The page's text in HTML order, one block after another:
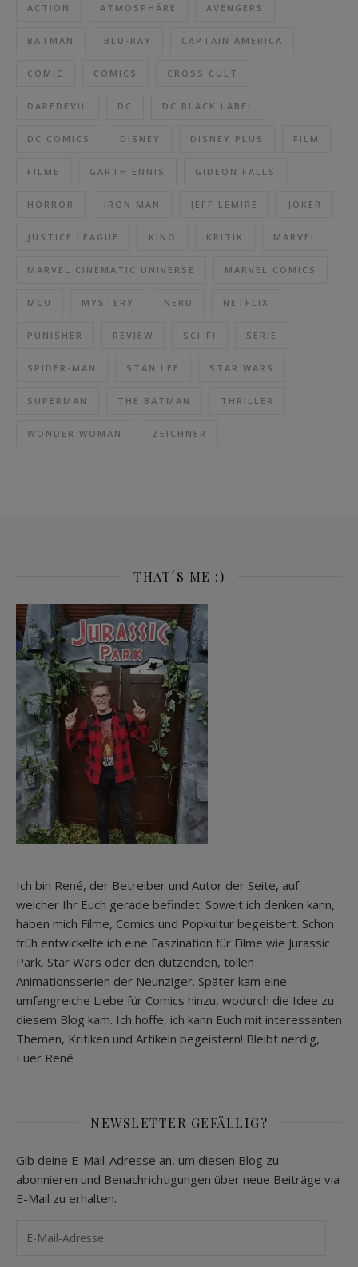
ACTION ATMOSPHÄRE AVENGERS
BATMAN BLU-RAY CAPTAIN AMERICA
COMIC COMICS CROSS CULT
DAREDEVIL DC DC BLACK LABEL
DC COMICS DISNEY DISNEY PLUS FILM
FILME GARTH ENNIS GIDEON FALLS
HORROR IRON MAN JEFF LEMIRE JOKER
JUSTICE LEAGUE KINO KRITIK MARVEL
MARVEL CINEMATIC UNIVERSE MARVEL COMICS
MCU MYSTERY NERD NETFLIX
PUNISHER REVIEW SCI-FI SERIE
SPIDER-MAN STAN LEE STAR WARS
SUPERMAN THE BATMAN THRILLER
WONDER WOMAN ZEICHNER
THAT´S ME :)
Ich bin René, der Betreiber und Autor der Seite, auf
welcher Ihr Euch gerade befindet. Soweit ich denken kann,
haben mich Filme, Comics und Popkultur begeistert. Schon
früh entwickelte ich eine Faszination für Filme wie Jurassic
Park, Star Wars oder den dutzenden, tollen
Animationsserien der Neunziger. Später kam eine
umfangreiche Liebe für Comics hinzu, wodurch die Idee zu
diesem Blog kam. Ich hoffe, ich kann Euch mit interessanten
Themen, Kritiken und Artikeln begeistern! Bleibt nerdig,
Euer René
NEWSLETTER GEFÄLLIG?
Gib deine E-Mail-Adresse an, um diesen Blog zu
abonnieren und Benachrichtigungen über neue Beiträge via
E-Mail zu erhalten.